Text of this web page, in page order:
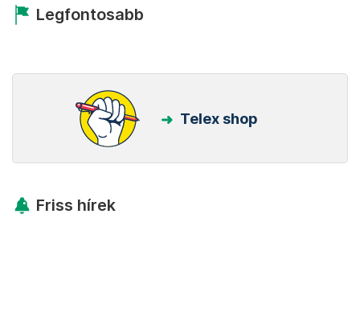
Legfontosabb
Telex shop
Friss hírek